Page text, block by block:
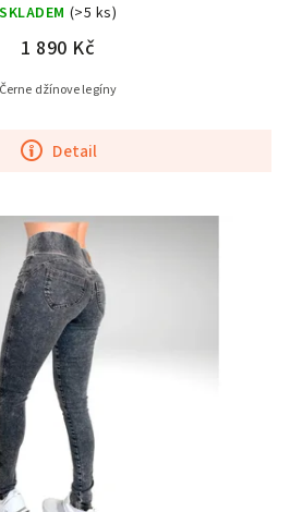
SKLADEM (>5 ks)
1 890 Kč
Detail
Černe džínove legíny